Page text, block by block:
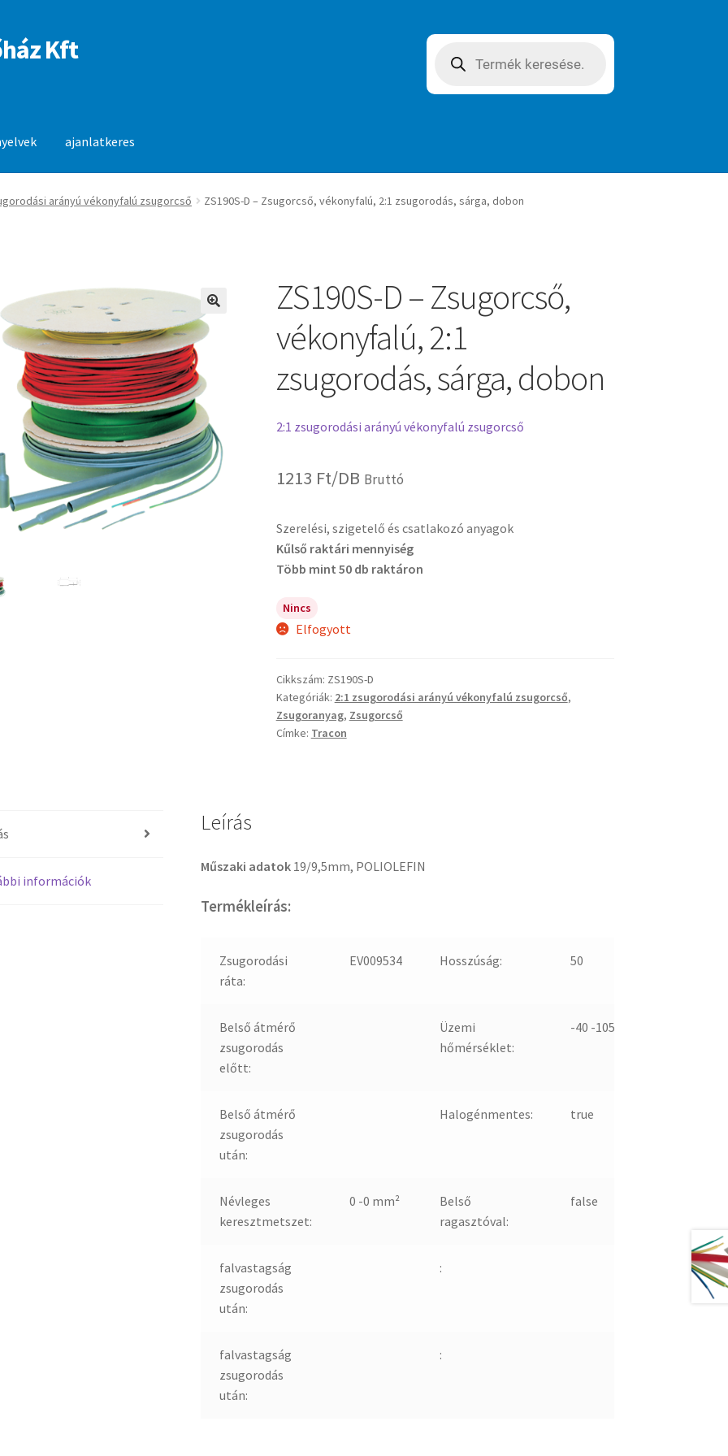
Kft search
ajanlatkeres
arányú vékonyfalú zsugorcső ZS190S-D – Zsugorcső, vékonyfalú, 2:1 zsugorodás, sárga, dobon
🔍
ZS190S-D – Zsugorcső,
vékonyfalú, 2:1
zsugorodás, sárga, dobon
2:1 zsugorodási arányú vékonyfalú zsugorcső
1213 Ft/DB Bruttó
Szerelési, szigetelő és csatlakozó anyagok
Kűlső raktári mennyiség
Több mint 50 db raktáron
Nincs
Elfogyott
Cikkszám: ZS190S-D
Kategóriák: 2:1 zsugorodási arányú vékonyfalú zsugorcső,
Zsugoranyag, Zsugorcső
Címke: Tracon
információk
Leírás
Műszaki adatok 19/9,5mm, POLIOLEFIN
Termékleírás:
Zsugorodási
ráta:
EV009534 Hosszúság: 50
Belső átmérő
zsugorodás
előtt:
Üzemi
hőmérséklet:
-40 -105
Belső átmérő
zsugorodás
után:
Halogénmentes: true
Névleges
keresztmetszet:
0 -0 mm²
Belső
ragasztóval:
false
falvastagság
zsugorodás
után:
:
falvastagság
zsugorodás
után:
: